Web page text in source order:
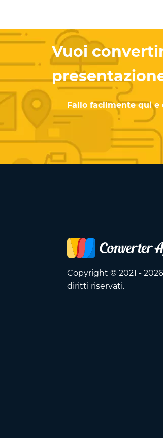
Vuoi
Fallo facilmente qui
Copyright © 2021 -
diritti riservati.